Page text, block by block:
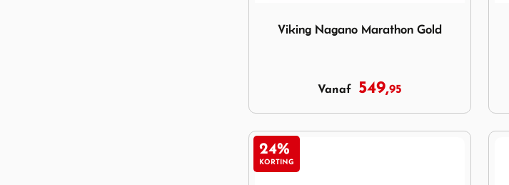
Viking Nagano Marathon Gold
Vanaf 549,95
24%
KORTING